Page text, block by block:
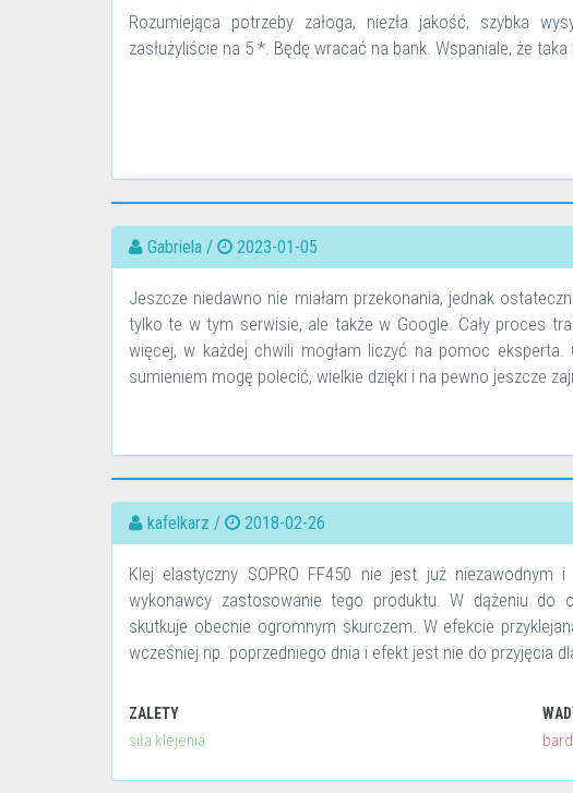
Rozumiejąca potrzeby załoga, niezła jakość, szybka
zasłużyliście na 5 *. Będę wracać na bank. Wspaniale, że
Gabriela / 2023-01-05
Jeszcze niedawno nie miałam przekonania, jednak
tylko te w tym serwisie, ale także w Google. Cały proces
więcej, w każdej chwili mogłam liczyć na pomoc
sumieniem mogę polecić, wielkie dzięki i na pewno jeszcze
kafelkarz / 2018-02-26
Klej elastyczny SOPRO FF450 nie jest już niezawodnym
wykonawcy zastosowanie tego produktu. W dążeniu do
skutkuje obecnie ogromnym skurczem. W efekcie
wcześniej np. poprzedniego dnia i efekt jest nie do przyjęcia
ZALETY
siła klejenia